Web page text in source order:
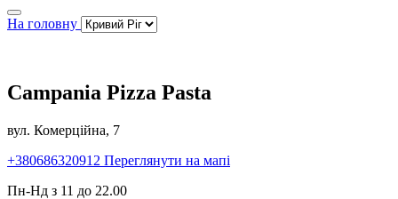
На головну
Campania Pizza Pasta
вул. Комерційна, 7
+380686320912 Переглянути на мапі
Пн-Нд з 11 до 22.00